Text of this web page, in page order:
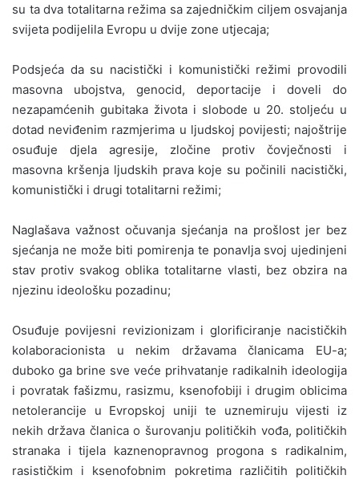
su ta dva totalitarna režima sa zajedničkim ciljem osvajanja
svijeta podijelila Evropu u dvije zone utjecaja;
Podsjeća da su nacistički i komunistički režimi provodili
masovna ubojstva, genocid, deportacije i doveli do
nezapamćenih gubitaka života i slobode u 20. stoljeću u
dotad neviđenim razmjerima u ljudskoj povijesti; najoštrije
osuđuje djela agresije, zločine protiv čovječnosti i
masovna kršenja ljudskih prava koje su počinili nacistički,
komunistički i drugi totalitarni režimi;
Naglašava važnost očuvanja sjećanja na prošlost jer bez
sjećanja ne može biti pomirenja te ponavlja svoj ujedinjeni
stav protiv svakog oblika totalitarne vlasti, bez obzira na
njezinu ideološku pozadinu;
Osuđuje povijesni revizionizam i glorificiranje nacističkih
kolaboracionista u nekim državama članicama EU-a;
duboko ga brine sve veće prihvatanje radikalnih ideologija
i povratak fašizmu, rasizmu, ksenofobiji i drugim oblicima
netolerancije u Evropskoj uniji te uznemiruju vijesti iz
nekih država članica o šurovanju političkih vođa, političkih
stranaka i tijela kaznenopravnog progona s radikalnim,
rasističkim i ksenofobnim pokretima različitih političkih